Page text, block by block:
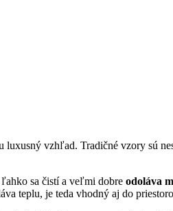
luxusný vzhľad. Tradičné vzory sú
ľahko sa čistí a veľmi dobre odoláva
teplu, je teda vhodný aj do